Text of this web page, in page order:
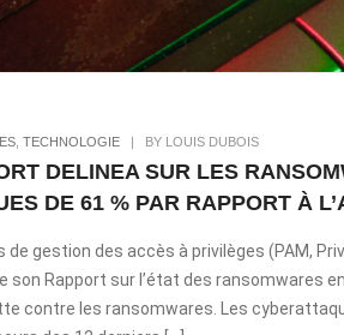
TECHNOLOGIE BY LOUIS DUBOIS
DELINEA SUR LES
DE 61 % PAR RAPPORT À
de gestion des accès à privilèges (PAM,
son Rapport sur l’état des ransomwares
contre les ransomwares. Les